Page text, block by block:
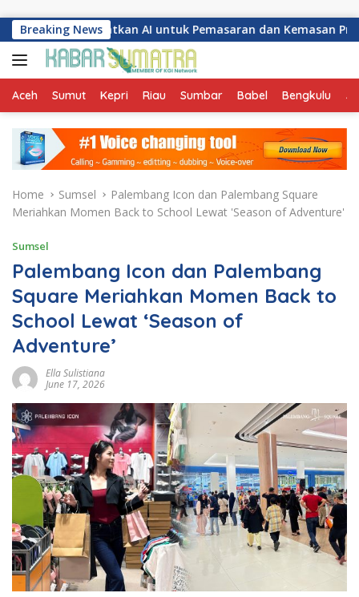
Breaking NewsAI untuk Pemasaran dan Kemasan Produk
Aceh Sumut Kepri Riau Sumbar Babel Bengkulu
Home Sumsel
Palembang Icon dan Palembang Square
Meriahkan Momen Back to School Lewat 'Season of Adventure'
Sumsel
Palembang Icon dan Palembang
Square Meriahkan Momen Back to
School Lewat ‘Season of
Adventure’
Ella Sulistiana
June 17, 2026